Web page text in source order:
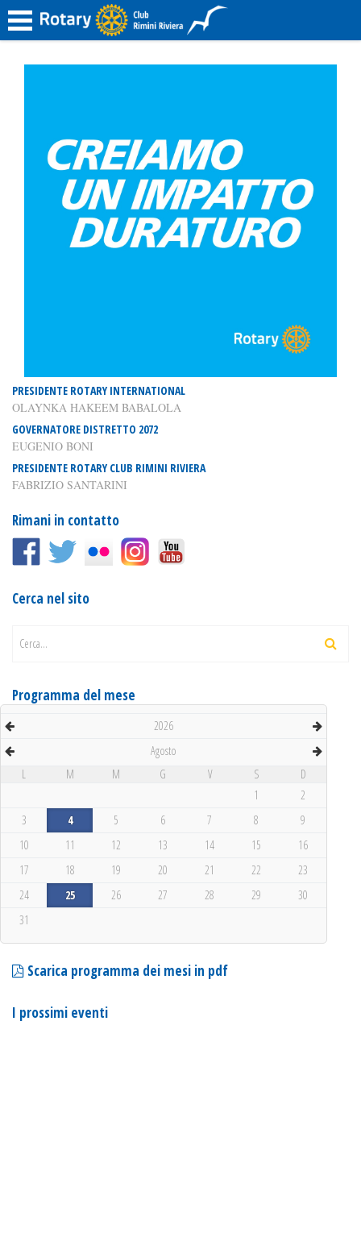
PRESIDENTE ROTARY INTERNATIONAL
OLAYNKA HAKEEM BABALOLA
GOVERNATORE DISTRETTO 2072
EUGENIO BONI
PRESIDENTE ROTARY CLUB RIMINI RIVIERA
FABRIZIO SANTARINI
Rimani in contatto
Cerca nel sito
Cerca...
Programma del mese
2026
Agosto
L
M M G V S
D
1
2
3
4 5 6 7 8
9
10
11 12 13 14 15
16
17
18 19 20 21 22
23
24
25 26 27 28 29
30
31
Scarica programma dei mesi in pdf
I prossimi eventi